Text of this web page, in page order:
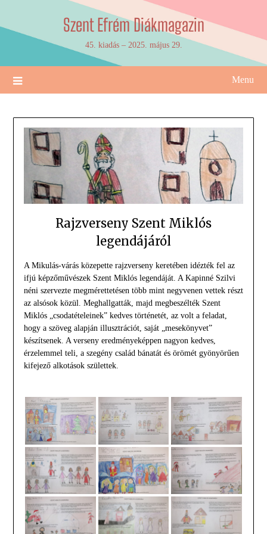
content
Szent Efrém Diákmagazin
45. kiadás – 2025. május 29.
Menu
Rajzverseny Szent Miklós
legendájáról
A Mikulás-várás közepette rajzverseny keretében idézték fel az
ifjú képzőművészek Szent Miklós legendáját. A Kapinné Szilvi
néni szervezte megmérettetésen több mint negyvenen vettek részt
az alsósok közül. Meghallgatták, majd megbeszélték Szent
Miklós „csodatételeinek” kedves történetét, az volt a feladat,
hogy a szöveg alapján illusztrációt, saját „mesekönyvet”
készítsenek. A verseny eredményeképpen nagyon kedves,
érzelemmel teli, a szegény család bánatát és örömét gyönyörűen
kifejező alkotások születtek.